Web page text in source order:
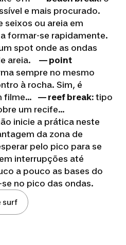
e mais procurado.
seixos ou areia em
formar-se rapidamente.
spot onde as ondas
areia. — point
sempre no mesmo
à rocha. Sim, é
filme... — reef break: tipo
um recife...
inicie a prática neste
da zona de
pelo pico para se
interrupções até
a pouco as bases do
no pico das ondas.
surf